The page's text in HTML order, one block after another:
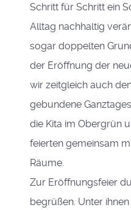
Schritt für Schritt ein
Alltag nachhaltig
sogar doppelten
der Eröffnung der
wir zeitgleich auch
gebundene
die Kita im Obergrün
feierten gemeinsam
Räume.
Zur Eröffnungsfeier
begrüßen. Unter